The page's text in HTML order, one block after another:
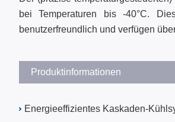
bei Temperaturen bis -40°C.
benutzerfreundlich und verfügen
Produktinformationen
Energieeffizientes Kaskaden-